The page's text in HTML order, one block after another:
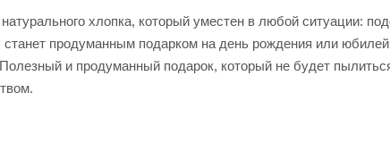
хлопка, который уместен в любой ситуации:
продуманным подарком на день рождения или
и продуманный подарок, который не будет